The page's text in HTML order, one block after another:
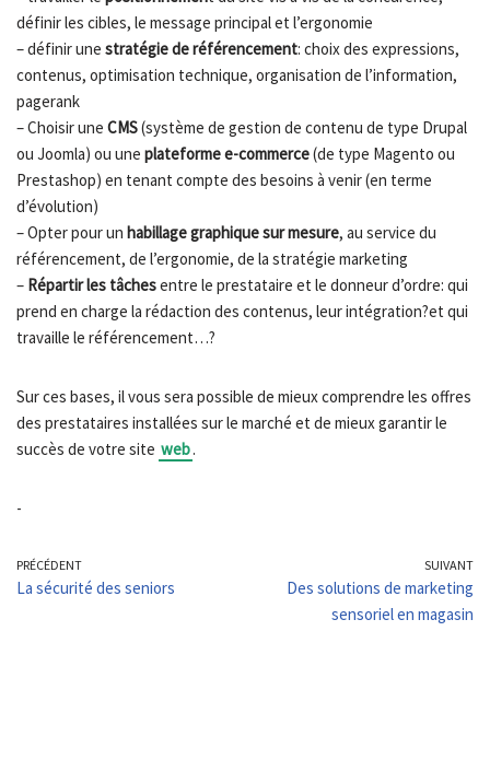
définir les cibles, le message principal et l’ergonomie
– définir une stratégie de référencement: choix des expressions,
contenus, optimisation technique, organisation de l’information,
pagerank
– Choisir une CMS(système de gestion de contenu de type Drupal
ou Joomla) ou une plateforme e-commerce(de type Magento ou
Prestashop) en tenant compte des besoins à venir (en terme
d’évolution)
– Opter pour un habillage graphique sur mesure, au service du
référencement, de l’ergonomie, de la stratégie marketing
– Répartir les tâchesentre le prestataire et le donneur d’ordre: qui
prend en charge la rédaction des contenus, leur intégration?et qui
travaille le référencement…?
Sur ces bases, il vous sera possible de mieux comprendre les offres
des prestataires installées sur le marché et de mieux garantir le
succès de votre site web.
-
PRÉCÉDENT
La sécurité des seniors
SUIVANT
Des solutions de marketing
sensoriel en magasin